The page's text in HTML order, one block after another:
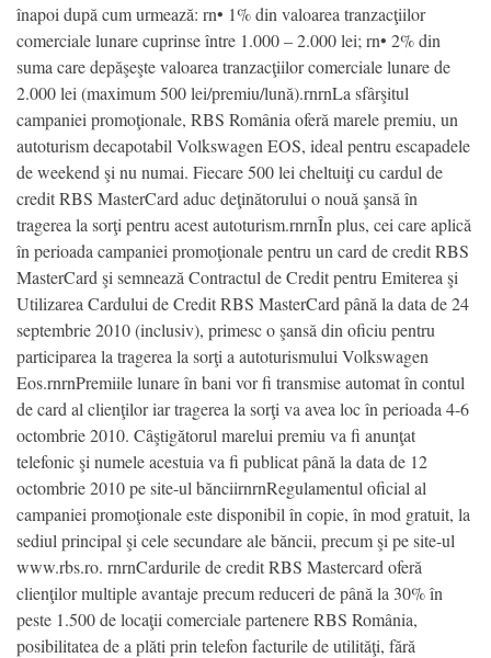
înapoi după cum urmează: rn• 1% din valoarea tranzacţiilor
comerciale lunare cuprinse între 1.000 – 2.000 lei; rn• 2% din
suma care depăşeşte valoarea tranzacţiilor comerciale lunare de
2.000 lei (maximum 500 lei/premiu/lună).rnrnLa sfârşitul
campaniei promoţionale, RBS România oferă marele premiu, un
autoturism decapotabil Volkswagen EOS, ideal pentru escapadele
de weekend şi nu numai. Fiecare 500 lei cheltuiţi cu cardul de
credit RBS MasterCard aduc deţinătorului o nouă şansă în
tragerea la sorţi pentru acest autoturism.rnrnÎn plus, cei care aplică
în perioada campaniei promoţionale pentru un card de credit RBS
MasterCard şi semnează Contractul de Credit pentru Emiterea şi
Utilizarea Cardului de Credit RBS MasterCard până la data de 24
septembrie 2010 (inclusiv), primesc o şansă din oficiu pentru
participarea la tragerea la sorţi a autoturismului Volkswagen
Eos.rnrnPremiile lunare în bani vor fi transmise automat în contul
de card al clienţilor iar tragerea la sorţi va avea loc în perioada 4-6
octombrie 2010. Câştigătorul marelui premiu va fi anunţat
telefonic şi numele acestuia va fi publicat până la data de 12
octombrie 2010 pe site-ul bănciirnrnRegulamentul oficial al
campaniei promoţionale este disponibil în copie, în mod gratuit, la
sediul principal şi cele secundare ale băncii, precum şi pe site-ul
www.rbs.ro. rnrnCardurile de credit RBS Mastercard oferă
clienţilor multiple avantaje precum reduceri de până la 30% în
peste 1.500 de locaţii comerciale partenere RBS România,
posibilitatea de a plăti prin telefon facturile de utilităţi, fără